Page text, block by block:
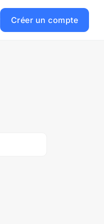
Créer un compte